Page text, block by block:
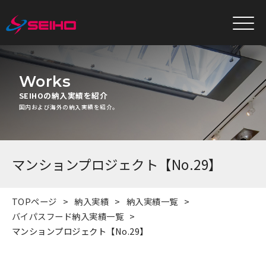
Works
SEIHOの納入実績を紹介
国内および海外の納入実績を紹介。
マンションプロジェクト【No.29】
TOPページ 納入実績
納入実績一覧
バイパスフード納入実績一覧
マンションプロジェクト【No.29】